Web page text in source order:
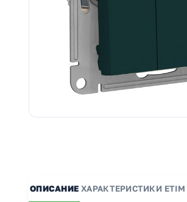
ОПИСАНИЕ ХАРАКТЕРИСТИКИ ETIM